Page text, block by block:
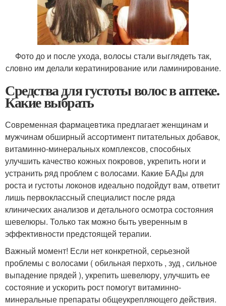
Фото до и после ухода, волосы стали выглядеть так,
словно им делали кератинирование или ламинирование.
Средства для густоты волос в аптеке.
Какие выбрать
Современная фармацевтика предлагает женщинам и
мужчинам обширный ассортимент питательных добавок,
витаминно-минеральных комплексов, способных
улучшить качество кожных покровов, укрепить ноги и
устранить ряд проблем с волосами. Какие БАДы для
роста и густоты локонов идеально подойдут вам, ответит
лишь первоклассный специалист после ряда
клинических анализов и детального осмотра состояния
шевелюры. Только так можно быть уверенным в
эффективности предстоящей терапии.
Важный момент! Если нет конкретной, серьезной
проблемы с волосами ( обильная перхоть , зуд , сильное
выпадение прядей ), укрепить шевелюру, улучшить ее
состояние и ускорить рост помогут витаминно-
минеральные препараты общеукрепляющего действия.